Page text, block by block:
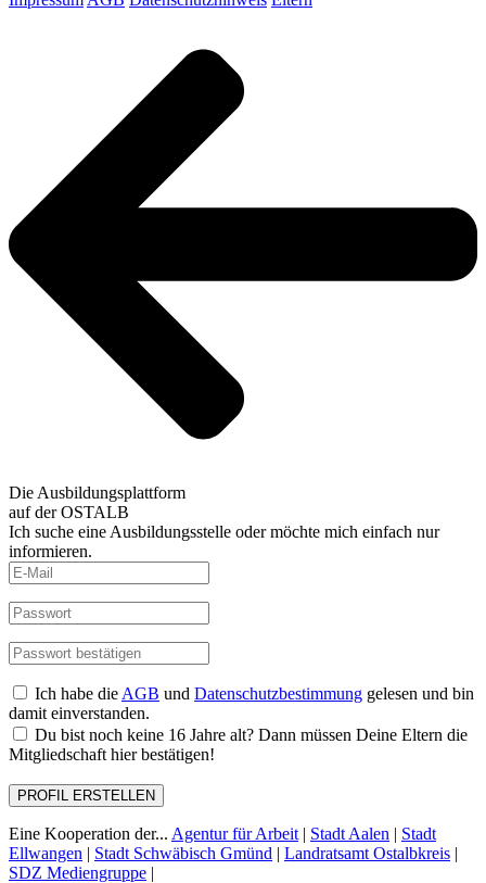
Die Ausbildungsplattform
auf der OSTALB
Ich suche eine Ausbildungsstelle oder möchte mich einfach nur
informieren.
Ich habe die AGB und Datenschutzbestimmung gelesen und bin
damit einverstanden.
Du bist noch keine 16 Jahre alt? Dann müssen Deine Eltern die
Mitgliedschaft hier bestätigen!
PROFIL ERSTELLEN
Eine Kooperation der... Agentur für Arbeit | Stadt Aalen | Stadt
Ellwangen | Stadt Schwäbisch Gmünd | Landratsamt Ostalbkreis |
SDZ Mediengruppe |